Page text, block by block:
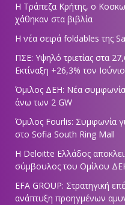
Η Τράπεζα Κρήτης, ο
χάθηκαν στα βιβλία
Η νέα σειρά foldables της
ΠΣΕ: Υψηλό τριετίας στα
Εκτίναξη +26,3% τον Ιούνιο
Όμιλος ΔΕΗ: Νέα
άνω των 2 GW
Όμιλος Fourlis: Συμφωνία
στο Sofia South Ring Mall
Η Deloitte Ελλάδος
σύμβουλος του Ομίλου
EFA GROUP: Στρατηγική
ανάπτυξη προηγμένων